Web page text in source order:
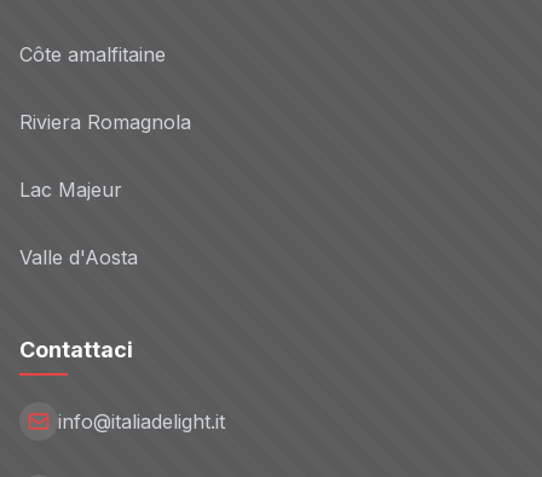
Côte amalfitaine
Riviera Romagnola
Lac Majeur
Valle d'Aosta
Contattaci
info@italiadelight.it